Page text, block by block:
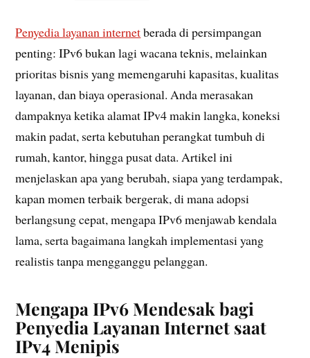
Penyedia layanan internetberada di persimpangan
penting: IPv6 bukan lagi wacana teknis, melainkan
prioritas bisnis yang memengaruhi kapasitas, kualitas
layanan, dan biaya operasional. Anda merasakan
dampaknya ketika alamat IPv4 makin langka, koneksi
makin padat, serta kebutuhan perangkat tumbuh di
rumah, kantor, hingga pusat data. Artikel ini
menjelaskan apa yang berubah, siapa yang terdampak,
kapan momen terbaik bergerak, di mana adopsi
berlangsung cepat, mengapa IPv6 menjawab kendala
lama, serta bagaimana langkah implementasi yang
realistis tanpa mengganggu pelanggan.
Mengapa IPv6 Mendesak bagi
Penyedia Layanan Internet saat
IPv4 Menipis